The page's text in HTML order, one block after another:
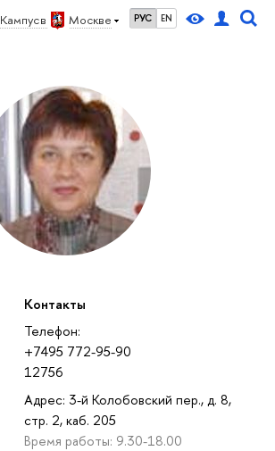
Кампус в Москве РУС EN
Контакты
Телефон:
+7495 772-95-90
12756
Адрес: 3-й Колобовский пер., д. 8,
стр. 2, каб. 205
Время работы: 9.30-18.00